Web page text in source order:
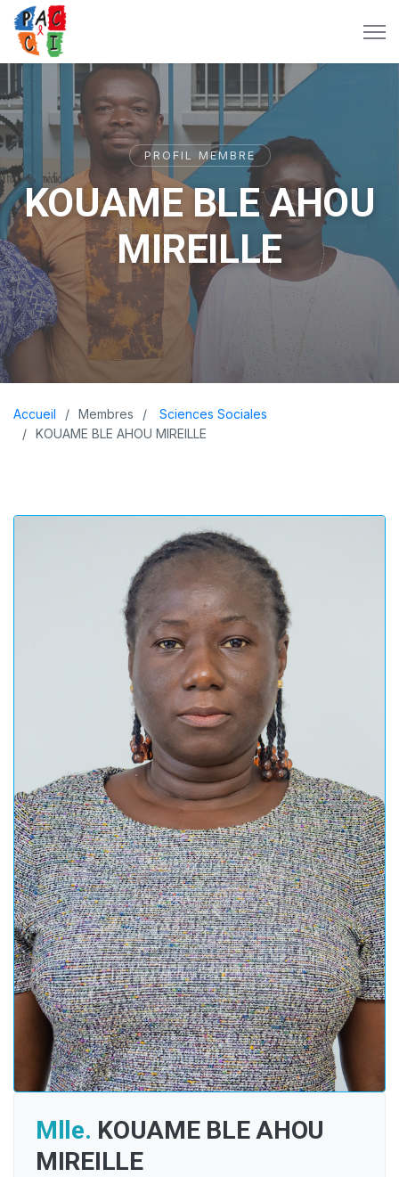
PROFIL MEMBRE
KOUAME BLE AHOU
MIREILLE
Accueil Membres
Sciences Sociales
KOUAME BLE AHOU MIREILLE
Mlle. KOUAME BLE AHOU
MIREILLE